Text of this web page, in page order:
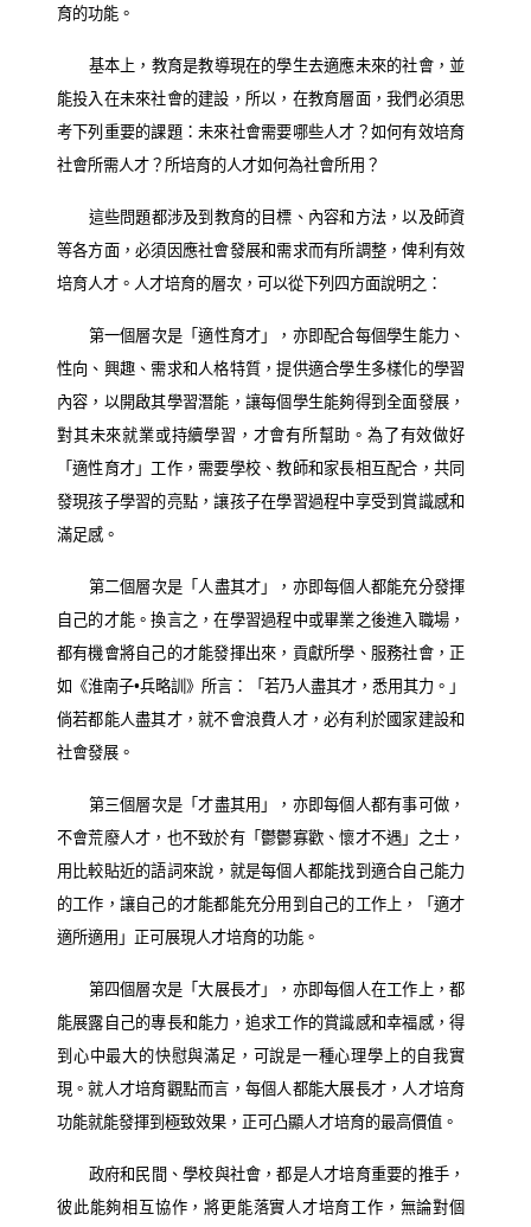
育的功能。
基本上，教育是教導現在的學生去適應未來的社會，並
能投入在未來社會的建設，所以，在教育層面，我們必須思
考下列重要的課題：未來社會需要哪些人才？如何有效培育
社會所需人才？所培育的人才如何為社會所用？
這些問題都涉及到教育的目標、內容和方法，以及師資
等各方面，必須因應社會發展和需求而有所調整，俾利有效
培育人才。人才培育的層次，可以從下列四方面說明之：
第一個層次是「適性育才」，亦即配合每個學生能力、
性向、興趣、需求和人格特質，提供適合學生多樣化的學習
內容，以開啟其學習潛能，讓每個學生能夠得到全面發展，
對其未來就業或持續學習，才會有所幫助。為了有效做好
「適性育才」工作，需要學校、教師和家長相互配合，共同
發現孩子學習的亮點，讓孩子在學習過程中享受到賞識感和
滿足感。
第二個層次是「人盡其才」，亦即每個人都能充分發揮
自己的才能。換言之，在學習過程中或畢業之後進入職場，
都有機會將自己的才能發揮出來，貢獻所學、服務社會，正
如《淮南子•兵略訓》所言：「若乃人盡其才，悉用其力。」
倘若都能人盡其才，就不會浪費人才，必有利於國家建設和
社會發展。
第三個層次是「才盡其用」，亦即每個人都有事可做，
不會荒廢人才，也不致於有「鬱鬱寡歡、懷才不遇」之士，
用比較貼近的語詞來說，就是每個人都能找到適合自己能力
的工作，讓自己的才能都能充分用到自己的工作上，「適才
適所適用」正可展現人才培育的功能。
第四個層次是「大展長才」，亦即每個人在工作上，都
能展露自己的專長和能力，追求工作的賞識感和幸福感，得
到心中最大的快慰與滿足，可說是一種心理學上的自我實
現。就人才培育觀點而言，每個人都能大展長才，人才培育
功能就能發揮到極致效果，正可凸顯人才培育的最高價值。
政府和民間、學校與社會，都是人才培育重要的推手，
彼此能夠相互協作，將更能落實人才培育工作，無論對個